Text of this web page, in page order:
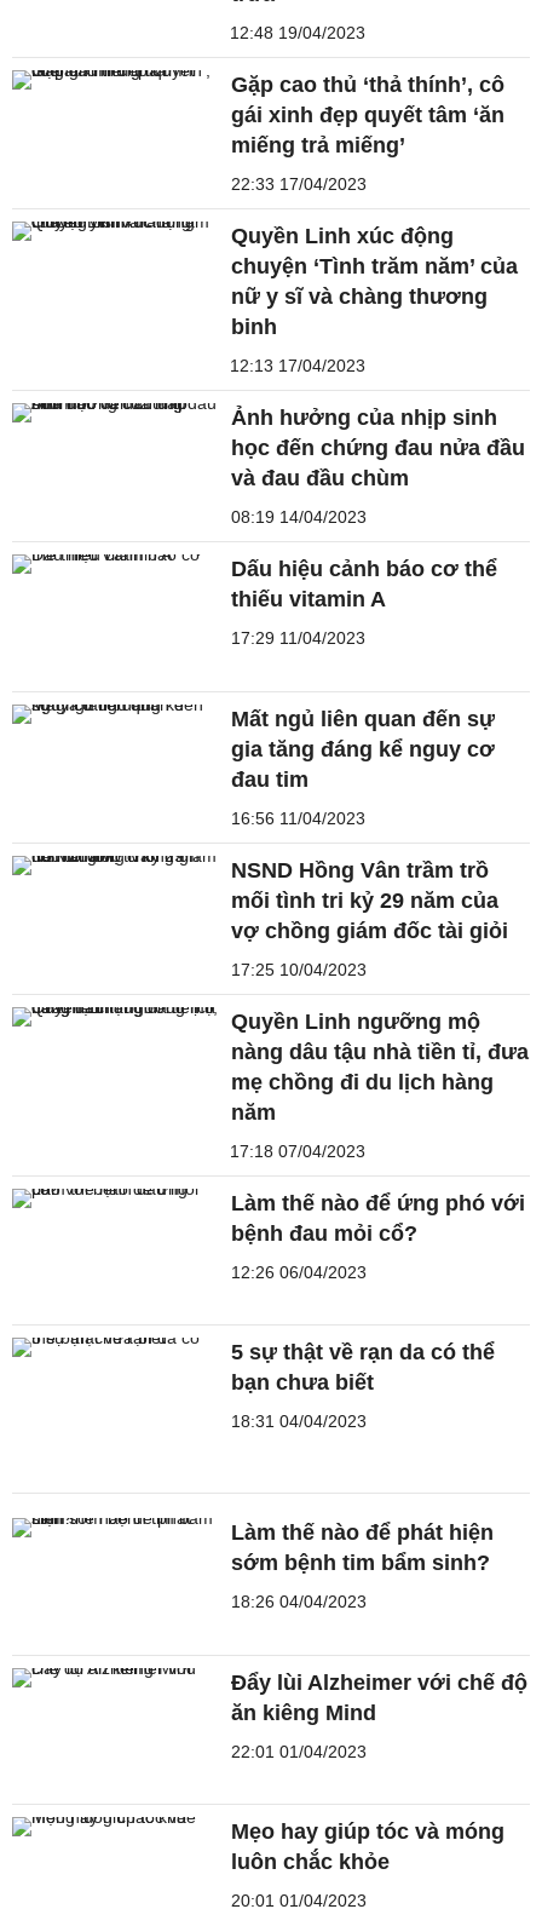
12:48 19/04/2023
Gặp cao thủ ‘thả thính’, cô
gái xinh đẹp quyết tâm ‘ăn
miếng trả miếng’
22:33 17/04/2023
Quyền Linh xúc động
chuyện ‘Tình trăm năm’ của
nữ y sĩ và chàng thương
binh
12:13 17/04/2023
Ảnh hưởng của nhịp sinh
học đến chứng đau nửa đầu
và đau đầu chùm
08:19 14/04/2023
Dấu hiệu cảnh báo cơ thể
thiếu vitamin A
17:29 11/04/2023
Mất ngủ liên quan đến sự
gia tăng đáng kể nguy cơ
đau tim
16:56 11/04/2023
NSND Hồng Vân trầm trồ
mối tình tri kỷ 29 năm của
vợ chồng giám đốc tài giỏi
17:25 10/04/2023
Quyền Linh ngưỡng mộ
nàng dâu tậu nhà tiền tỉ, đưa
mẹ chồng đi du lịch hàng
năm
17:18 07/04/2023
Làm thế nào để ứng phó với
bệnh đau mỏi cổ?
12:26 06/04/2023
5 sự thật về rạn da có thể
bạn chưa biết
18:31 04/04/2023
Làm thế nào để phát hiện
sớm bệnh tim bẩm sinh?
18:26 04/04/2023
Đẩy lùi Alzheimer với chế độ
ăn kiêng Mind
22:01 01/04/2023
Mẹo hay giúp tóc và móng
luôn chắc khỏe
20:01 01/04/2023